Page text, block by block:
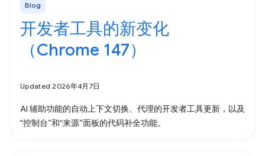
Blog
开发者工具的新变化
（Chrome 147）
Updated 2026年4月7日
AI 辅助功能的自动上下文切换、代理的开发者工具更新，以及
“控制台”和“来源”面板的代码补全功能。